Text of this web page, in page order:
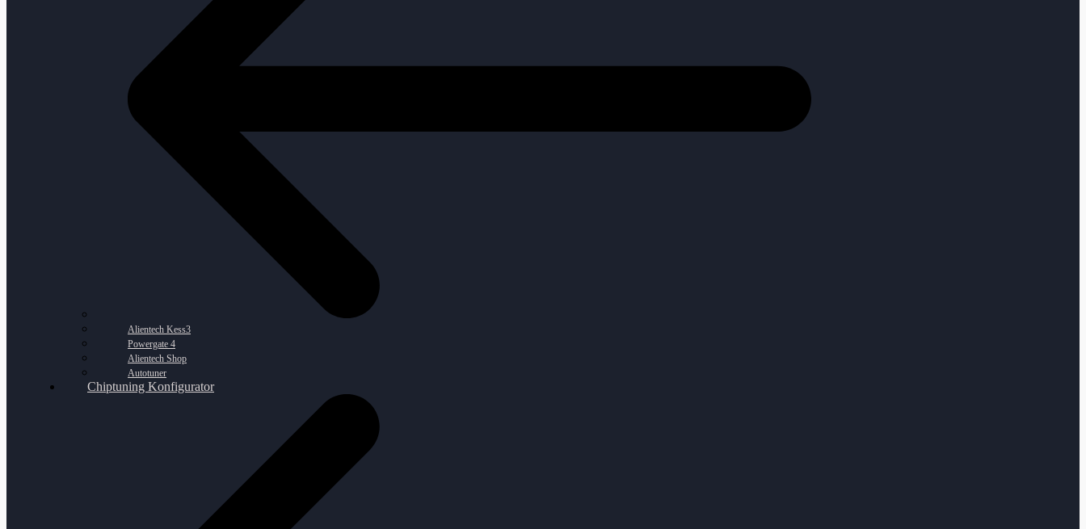
Alientech Kess3
Powergate 4
Alientech Shop
Autotuner
Chiptuning Konfigurator